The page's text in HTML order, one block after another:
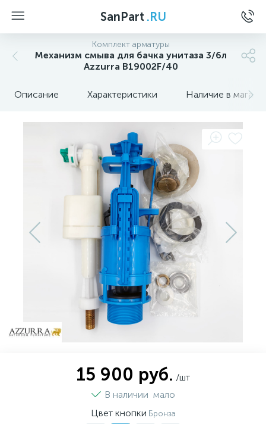
SanPart .RU
Комплект арматуры
Механизм смыва для бачка унитаза 3/6л
Azzurra B19002F/40
Описание Характеристики Наличие в
15 900 руб. /шт
В наличии мало
Цвет кнопки Бронза